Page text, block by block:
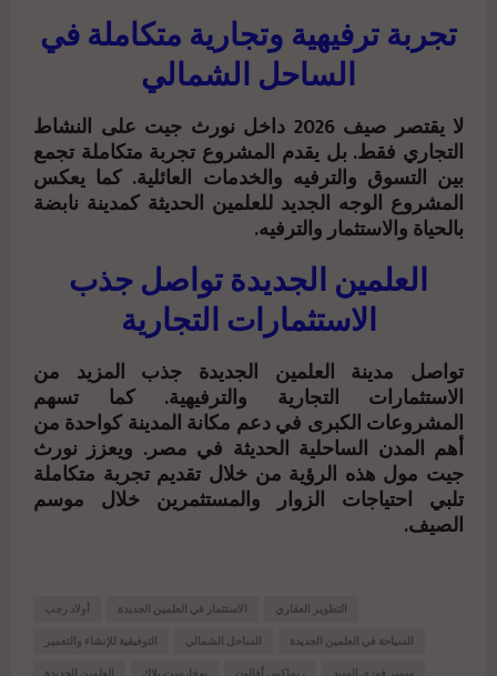
تجربة ترفيهية وتجارية متكاملة في
الساحل الشمالي
لا يقتصر صيف 2026 داخل نورث جيت على النشاط
التجاري فقط. بل يقدم المشروع تجربة متكاملة تجمع
بين التسوق والترفيه والخدمات العائلية. كما يعكس
المشروع الوجه الجديد للعلمين الحديثة كمدينة نابضة
بالحياة والاستثمار والترفيه.
العلمين الجديدة تواصل جذب
الاستثمارات التجارية
تواصل مدينة العلمين الجديدة جذب المزيد من
الاستثمارات التجارية والترفيهية. كما تسهم
المشروعات الكبرى في دعم مكانة المدينة كواحدة من
أهم المدن الساحلية الحديثة في مصر. ويعزز نورث
جيت مول هذه الرؤية من خلال تقديم تجربة متكاملة
تلبي احتياجات الزوار والمستثمرين خلال موسم
الصيف.
أولاد رجب الاستثمار في العلمين الجديدة التطوير العقاري
التوفيقية للإنشاء والتعمير الساحل الشمالي السياحة في العلمين الجديدة
العلمين الجديدة بوخارست بلاك ريماكس أفالون سمير فوزي السيد